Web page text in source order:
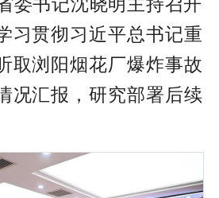
习贯彻习近平总书记重
取浏阳烟花厂爆炸事故
况汇报，研究部署后续